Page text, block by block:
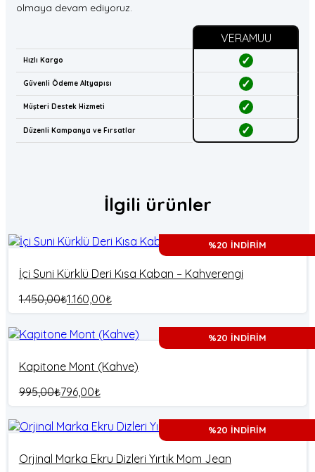
olmaya devam ediyoruz.
VERAMUU
Hızlı Kargo ✓
Güvenli Ödeme Altyapısı ✓
Müşteri Destek Hizmeti ✓
Düzenli Kampanya ve Fırsatlar ✓
İlgili ürünler
%20 İNDİRİM
İçi Suni Kürklü Deri Kısa Kaban – Kahverengi
1.450,00₺1.160,00₺
%20 İNDİRİM
Kapitone Mont (Kahve)
995,00₺796,00₺
%20 İNDİRİM
Orjinal Marka Ekru Dizleri Yırtık Mom Jean